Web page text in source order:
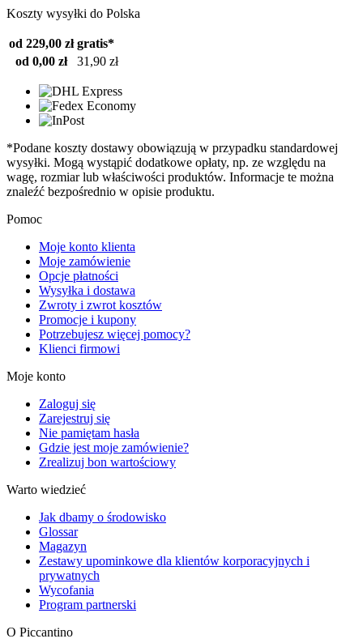
Koszty wysyłki do Polska
od 229,00 zł gratis*
od 0,00 zł
31,90 zł
*Podane koszty dostawy obowiązują w przypadku standardowej
wysyłki. Mogą wystąpić dodatkowe opłaty, np. ze względu na
wagę, rozmiar lub właściwości produktów. Informacje te można
znaleźć bezpośrednio w opisie produktu.
Pomoc
Moje konto klienta
Moje zamówienie
Opcje płatności
Wysyłka i dostawa
Zwroty i zwrot kosztów
Promocje i kupony
Potrzebujesz więcej pomocy?
Klienci firmowi
Moje konto
Zaloguj się
Zarejestruj się
Nie pamiętam hasła
Gdzie jest moje zamówienie?
Zrealizuj bon wartościowy
Warto wiedzieć
Jak dbamy o środowisko
Glossar
Magazyn
Zestawy upominkowe dla klientów korporacyjnych i
prywatnych
Wycofania
Program partnerski
O Piccantino